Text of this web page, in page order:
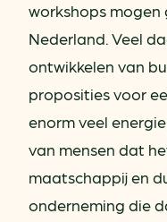
workshops mogen
Nederland. Veel
ontwikkelen van
proposities voor
enorm veel
van mensen dat
maatschappij en
onderneming die